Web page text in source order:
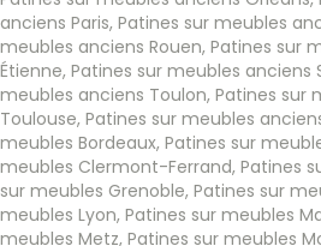
anciens Paris, Patines sur meubles
meubles anciens Rouen, Patines sur
Étienne, Patines sur meubles anciens
meubles anciens Toulon, Patines sur
Toulouse, Patines sur meubles
meubles Bordeaux, Patines sur
meubles Clermont-Ferrand, Patines
sur meubles Grenoble, Patines sur
meubles Lyon, Patines sur meubles
meubles Metz, Patines sur meubles